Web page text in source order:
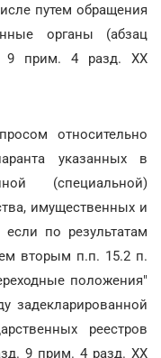
путем обращения
органы (абзац
9 прим. 4 разд. XX
относительно
указанных в
(специальной)
имущественных и
по результатам
вторым п.п. 15.2 п.
положения"
задекларированной
реестров
9 прим. 4 разд. XX